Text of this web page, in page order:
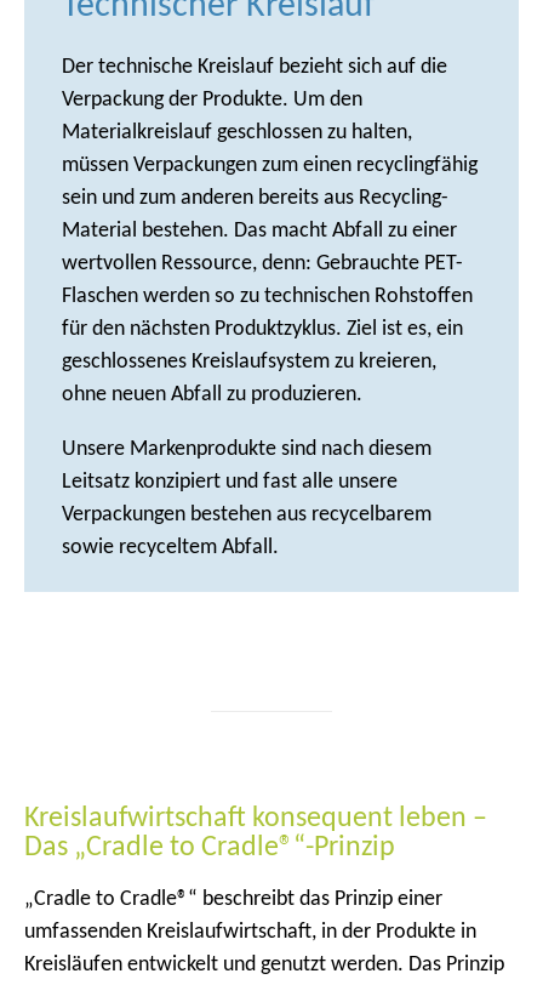
Der technische Kreislauf bezieht sich auf die
Verpackung der Produkte. Um den
Materialkreislauf geschlossen zu halten,
müssen Verpackungen zum einen recyclingfähig
sein und zum anderen bereits aus Recycling-
Material bestehen. Das macht Abfall zu einer
wertvollen Ressource, denn: Gebrauchte PET-
Flaschen werden so zu technischen Rohstoffen
für den nächsten Produktzyklus. Ziel ist es, ein
geschlossenes Kreislaufsystem zu kreieren,
ohne neuen Abfall zu produzieren.
Unsere Markenprodukte sind nach diesem
Leitsatz konzipiert und fast alle unsere
Verpackungen bestehen aus recycelbarem
sowie recyceltem Abfall.
Kreislaufwirtschaft konsequent leben –
Das „Cradle to Cradle®“-Prinzip
„Cradle to Cradle®“ beschreibt das Prinzip einer
umfassenden Kreislaufwirtschaft, in der Produkte in
Kreisläufen entwickelt und genutzt werden. Das Prinzip